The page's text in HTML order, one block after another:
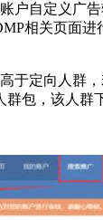
户自定义广
相关页面进
于定向人群
包，该人群